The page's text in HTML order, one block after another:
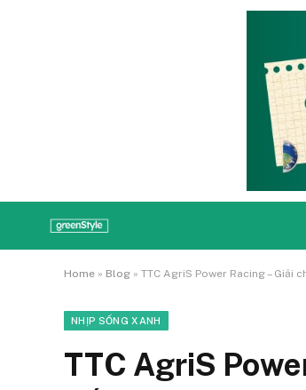
Home » Blog » TTC AgriS Power Racing – Giải
NHỊP SỐNG XANH
TTC AgriS